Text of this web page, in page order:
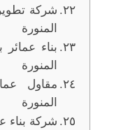
شركة
المنورة
بناء
المنورة
مقاول
المنورة
شركة بناء